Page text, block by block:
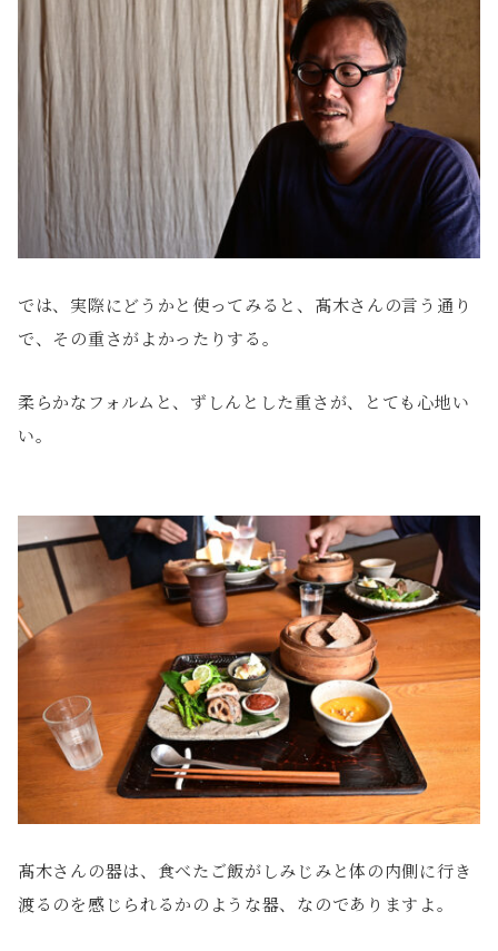
では、実際にどうかと使ってみると、髙木さんの言う通り
で、その重さがよかったりする。
柔らかなフォルムと、ずしんとした重さが、とても心地い
い。
髙木さんの器は、食べたご飯がしみじみと体の内側に行き
渡るのを感じられるかのような器、なのでありますよ。